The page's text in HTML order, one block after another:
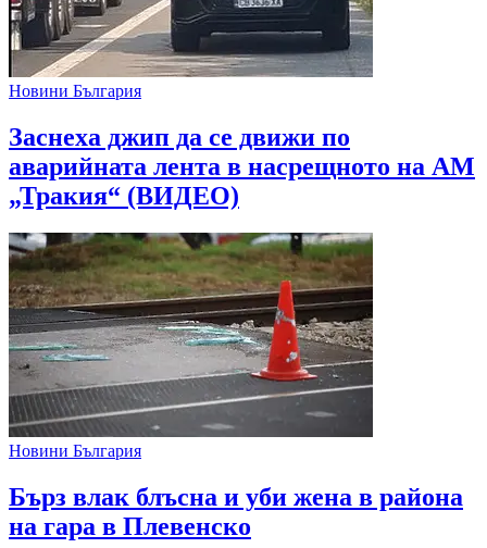
Новини България
Заснеха джип да се движи по
аварийната лента в насрещното на АМ
„Тракия“ (ВИДЕО)
Новини България
Бърз влак блъсна и уби жена в района
на гара в Плевенско